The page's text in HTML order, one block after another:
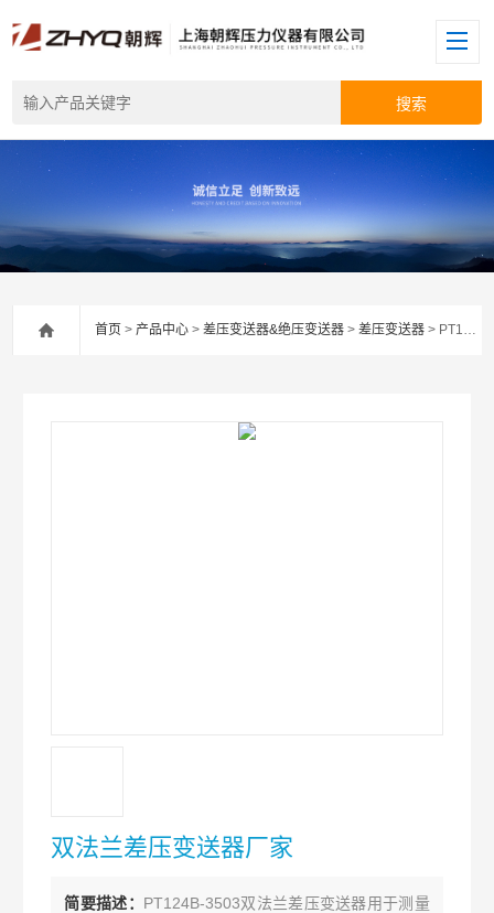
首页 >产品中心 >差压变送器&绝压变送器 >差压变送器 > PT124B-3503双法兰差压变送器厂家
双法兰差压变送器厂家
简要描述： PT124B-3503双法兰差压变送器用于测量